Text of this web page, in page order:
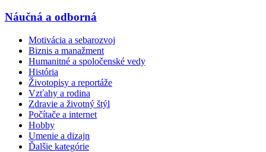
Náučná a odborná
Motivácia a sebarozvoj
Biznis a manažment
Humanitné a spoločenské vedy
História
Životopisy a reportáže
Vzťahy a rodina
Zdravie a životný štýl
Počítače a internet
Hobby
Umenie a dizajn
Ďalšie kategórie